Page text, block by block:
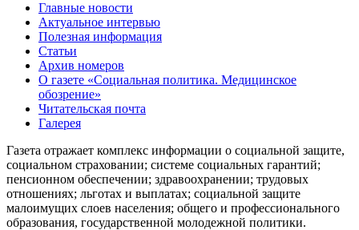
Главные новости
Актуальное интервью
Полезная информация
Статьи
Архив номеров
О газете «Социальная политика. Медицинское
обозрение»
Читательская почта
Галерея
Газета отражает комплекс информации о социальной защите,
социальном страховании; системе социальных гарантий;
пенсионном обеспечении; здравоохранении; трудовых
отношениях; льготах и выплатах; социальной защите
малоимущих слоев населения; общего и профессионального
образования, государственной молодежной политики.